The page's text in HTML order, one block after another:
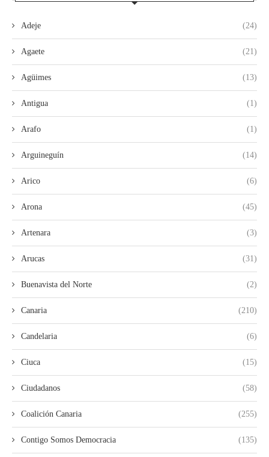
Adeje (24)
Agaete (21)
Agüimes (13)
Antigua (1)
Arafo (1)
Arguineguín (14)
Arico (6)
Arona (45)
Artenara (3)
Arucas (31)
Buenavista del Norte (2)
Canaria (210)
Candelaria (6)
Ciuca (15)
Ciudadanos (58)
Coalición Canaria (255)
Contigo Somos Democracia (135)